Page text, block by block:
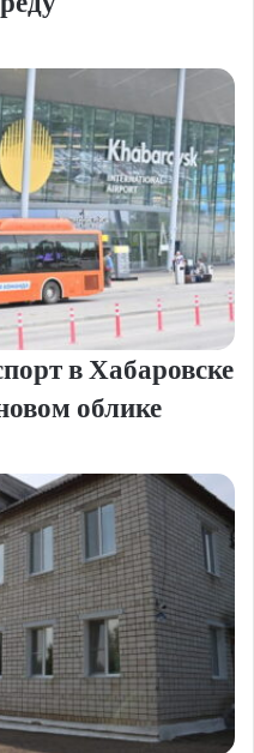
в Хабаровске
облике